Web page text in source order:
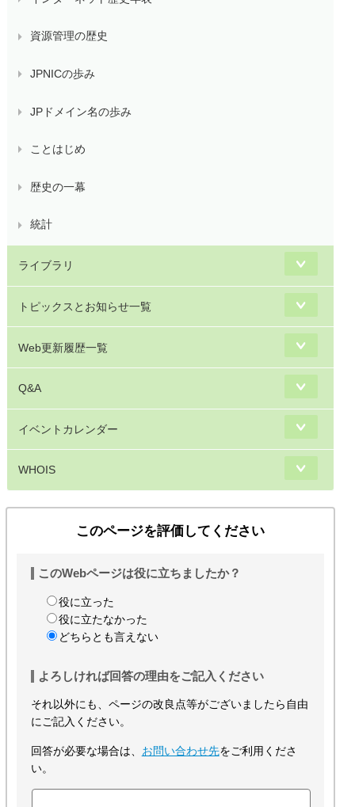
資源管理の歴史
JPNICの歩み
JPドメイン名の歩み
ことはじめ
歴史の一幕
統計
ライブラリ
トピックスとお知らせ一覧
Web更新履歴一覧
Q&A
イベントカレンダー
WHOIS
このページを評価してください
このWebページは役に立ちましたか？
役に立った
役に立たなかった
どちらとも言えない
よろしければ回答の理由をご記入ください
それ以外にも、ページの改良点等がございましたら自由
にご記入ください。
回答が必要な場合は、 お問い合わせ先をご利用くださ
い。